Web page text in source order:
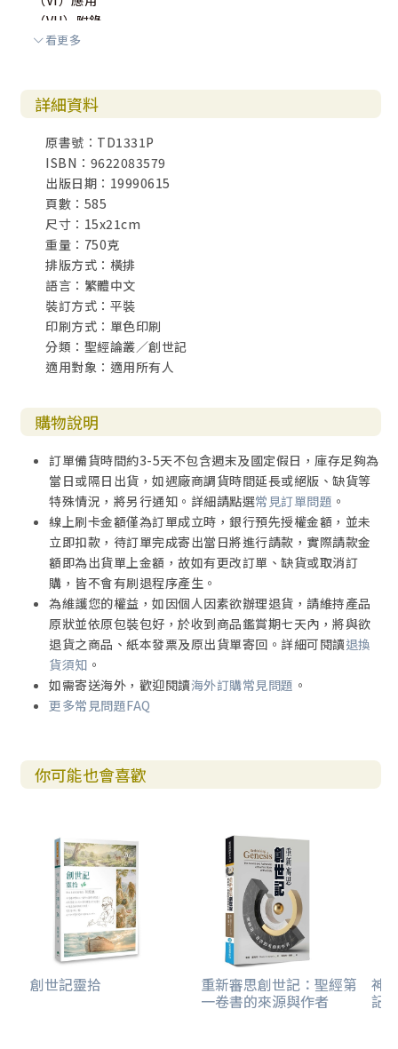
（VII）附錄
從亞伯拉罕在本章的表現，看如何面對失敗
（I）結構
（Ⅱ）詮釋
（i）亞比米勒要求亞伯拉罕立約（廿一22~23）
（ⅱ）亞伯拉罕答允和亞比米勒立約（廿一24）
（ⅲ）插曲：亞伯拉罕投訴亞比米勒〈廿一25~26）
（iv）亞伯拉罕和亞比米勒立約（廿一27~31）
（v）亞比米勒和亞伯拉罕分手（廿一32~34）
（Ⅲ）原意
（IV）舊約
（V）新約
（Vl）應用
（VII）附錄
（一）舊約中的非利士
（二）考古學中的非利士
玖〈四〉亞伯拉罕獻以撒（廿二1~19）
（I）結構
（i）開場（廿二la）
（ⅱ）上帝吩咐亞伯拉罕獻以撒廿二1b~2）
（ⅲ）預備起行（廿二3）
（iv）抵達山腳（廿二4~6a）
〈v）前往山頂（廿二6b~8）
（vi）預備獻祭（廿二9~10）
（vii）上帝的使者阻止亞伯拉罕獻以撒（廿二11~18）
（vⅲ〉結束（廿二19）
（Ⅲ）原意
（IV）舊約
（V）新約
（Vl）應用
（VII）附錄
（二）從亞伯拉罕獻以撒，看智慧的開端
（三）從亞伯拉罕獻以撒，看如何面對失去親友
上帝的吩咐
拾 亞伯蘭兄弟拿鶴的家譜（廿二20~24）
（I）結構
（Ⅱ）詮釋
（i）轉接〈廿二20a〉
（ⅱ）拿鶴與密迦的兒子〈廿二20b~23〉
（ⅲ）拿鶴與流瑪的兒子〈廿二24〉
看更多
詳細資料
原書號：TD1331P
ISBN：9622083579
出版日期：19990615
頁數：585
尺寸：15x21cm
重量：750克
排版方式：橫排
語言：繁體中文
裝訂方式：平裝
印刷方式：單色印刷
分類：聖經論叢／創世記
適用對象：適用所有人
購物說明
訂單備貨時間約3-5天不包含週末及國定假日，庫存足夠為
當日或隔日出貨，如遇廠商調貨時間延長或絕版、缺貨等
特殊情況，將另行通知。詳細請點選常見訂單問題 。
線上刷卡金額僅為訂單成立時，銀行預先授權金額，並未
立即扣款，待訂單完成寄出當日將進行請款，實際請款金
額即為出貨單上金額，故如有更改訂單、缺貨或取消訂
購，皆不會有刷退程序產生。
為維護您的權益，如因個人因素欲辦理退貨，請維持產品
原狀並依原包裝包好，於收到商品鑑賞期七天內，將與欲
退貨之商品、紙本發票及原出貨單寄回。詳細可閱讀退換
貨須知 。
如需寄送海外，歡迎閱讀海外訂購常見問題 。
更多常見問題FAQ
你可能也會喜歡
創世記靈拾 重新審思創世記：聖經第
一卷書的來源與作者
神
記